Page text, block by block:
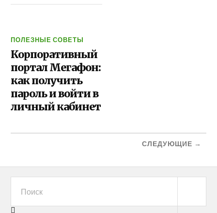
ПОЛЕЗНЫЕ СОВЕТЫ
Корпоративный
портал Мегафон:
как получить
пароль и войти в
личный кабинет
СЛЕДУЮЩИЕ →